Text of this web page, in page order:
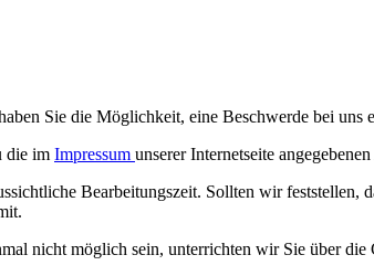
Sie die Möglichkeit, eine Beschwerde bei uns
die im Impressum unserer Internetseite
Bearbeitungszeit. Sollten wir feststellen,
nicht möglich sein, unterrichten wir Sie über